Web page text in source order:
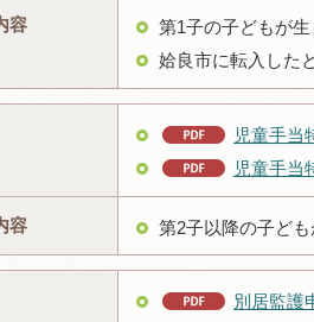
容
第1子の子どもが生
姶良市に転入した
児童手当
児童手当
容 第2子以降の子ど
別居監護